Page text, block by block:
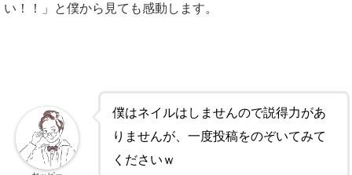
い！！」と僕から見ても感動します。
僕はネイルはしませんので説得力があ
りませんが、一度投稿をのぞいてみて
くださいｗ